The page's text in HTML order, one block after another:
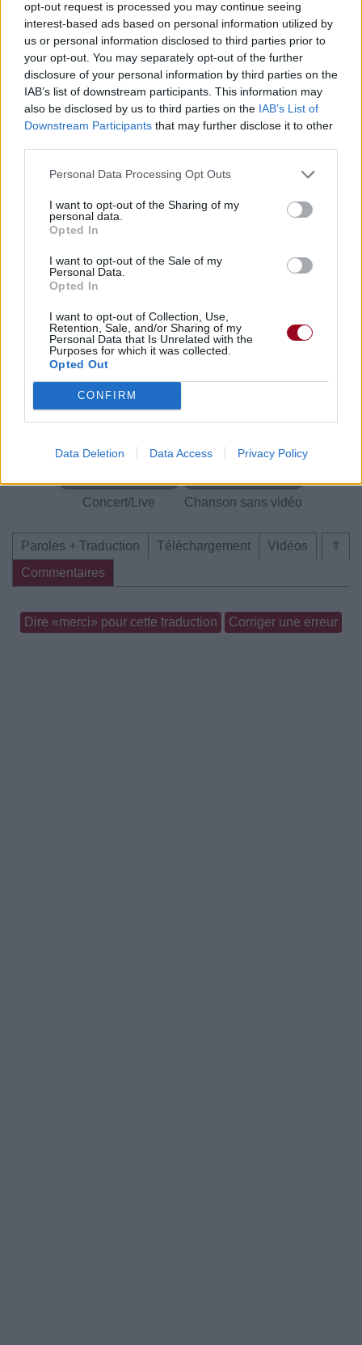
opt-out request is processed you may continue seeing
interest-based ads based on personal information utilized by
us or personal information disclosed to third parties prior to
your opt-out. You may separately opt-out of the further
disclosure of your personal information by third parties on the
IAB’s list of downstream participants. This information may
also be disclosed by us to third parties on the IAB’s List of
Downstream Participants that may further disclose it to other
Personal Data Processing Opt Outs
I want to opt-out of the Sharing of my
personal data.
Opted In
I want to opt-out of the Sale of my
Personal Data.
Opted In
I want to opt-out of Collection, Use,
Retention, Sale, and/or Sharing of my
Personal Data that Is Unrelated with the
Purposes for which it was collected.
Opted Out
CONFIRM
Data Deletion Data Access Privacy Policy
Pour prolonger le plaisir musical :
Vous aimez chanter, apprenez la guitare chez
Télécharger légalement les MP3 sur
Trouver des vinyles et des CD sur
meilleur prix sur
Paroles + Traduction Téléchargement
Vidéos
Commentaires
Voir la vidéo de «Witness»
Concert/Live
Concert/Live Chanson sans vidéo
⇑
Paroles + Traduction Téléchargement
Vidéos
Commentaires
Dire «merci» pour cette traduction Corriger une erreur